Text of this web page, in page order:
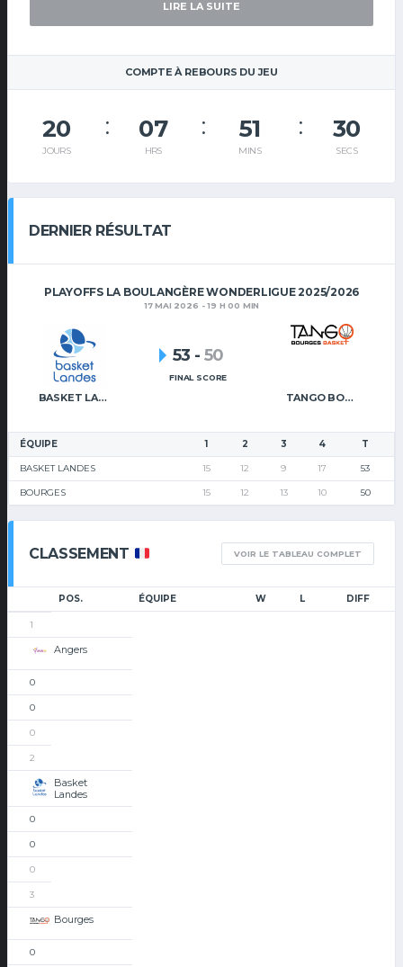
LIRE LA SUITE
COMPTE À REBOURS DU JEU
20
JOURS
07
HRS
51
MINS
29
SECS
DERNIER RÉSULTAT
PLAYOFFS LA BOULANGÈRE WONDERLIGUE 2025/2026
17 MAI 2026 - 19 H 00 MIN
BASKET LANDES TANGO BOURGES BASKET
53 - 50
FINAL SCORE
ÉQUIPE 1 2 3 4 T
BASKET LANDES 15 12 9 17 53
BOURGES 15 12 13 10 50
CLASSEMENT VOIR LE TABLEAU COMPLET
POS. ÉQUIPE W L DIFF
1
Angers
0
0
0
2
Basket
Landes
0
0
0
3
Bourges
0